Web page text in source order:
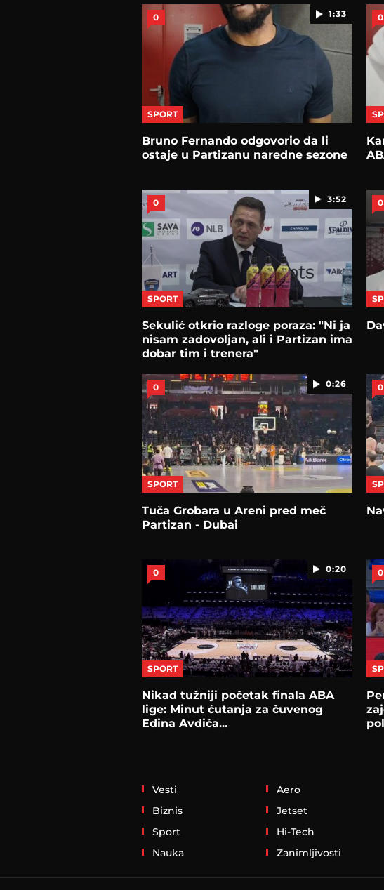
1:33
0
SPORT
Bruno Fernando odgovorio da li
ostaje u Partizanu naredne sezone
0
3:52
0
SPORT
Sekulić otkrio razloge poraza: "Ni ja
nisam zadovoljan, ali i Partizan ima
dobar tim i trenera"
0
0:26
0
SPORT
Tuča Grobara u Areni pred meč
Partizan - Dubai
0
0:20
0
SPORT
Nikad tužniji početak finala ABA
lige: Minut ćutanja za čuvenog
Edina Avdića...
0
Vesti
Biznis
Sport
Nauka
Aero
Jetset
Hi-Tech
Zanimljivosti